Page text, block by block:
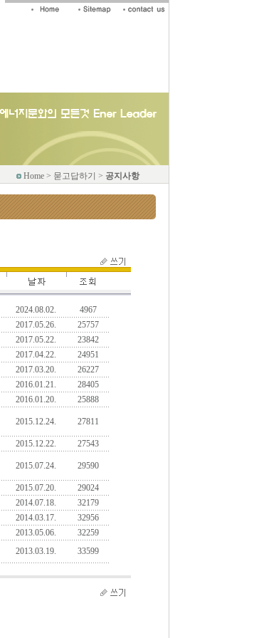
Home > 묻고답하기 > 공지사항
2024.08.02.
4967
2017.05.26.
25757
2017.05.22.
23842
2017.04.22.
24951
2017.03.20.
26227
2016.01.21.
28405
2016.01.20.
25888
2015.12.24. 27811
2015.12.22.
27543
2015.07.24. 29590
2015.07.20.
29024
2014.07.18.
32179
2014.03.17.
32956
2013.05.06.
32259
2013.03.19. 33599